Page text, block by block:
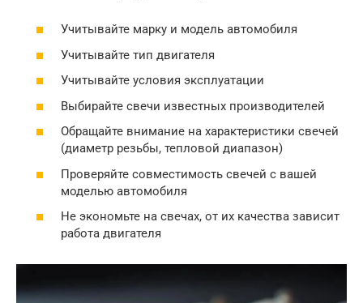
Учитывайте марку и модель автомобиля
Учитывайте тип двигателя
Учитывайте условия эксплуатации
Выбирайте свечи известных производителей
Обращайте внимание на характеристики свечей
(диаметр резьбы, тепловой диапазон)
Проверяйте совместимость свечей с вашей
моделью автомобиля
Не экономьте на свечах, от их качества зависит
работа двигателя